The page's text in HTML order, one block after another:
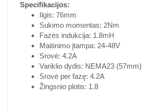
Specifikacijos:
Ilgis: 76mm
Sukimo momentas: 2Nm
Fazės indukcija: 1.8mH
Maitinimo įtampa: 24-48V
Srovė: 4.2A
Variklio dydis: NEMA23 (57mm)
Srovė per fazę: 4.2A
Žingsnio plotis: 1.8